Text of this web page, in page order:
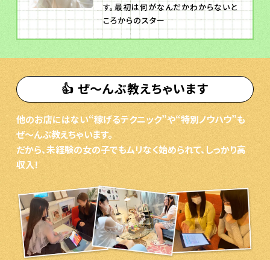
す。最初は何がなんだかわからないと
ころからのスター
👍 ぜ〜んぶ教えちゃいます
他のお店にはない“稼げるテクニック”や“特別ノウハウ”も
ぜ〜んぶ教えちゃいます。
だから、未経験の女の子でもムリなく始められて、しっかり高
収入！